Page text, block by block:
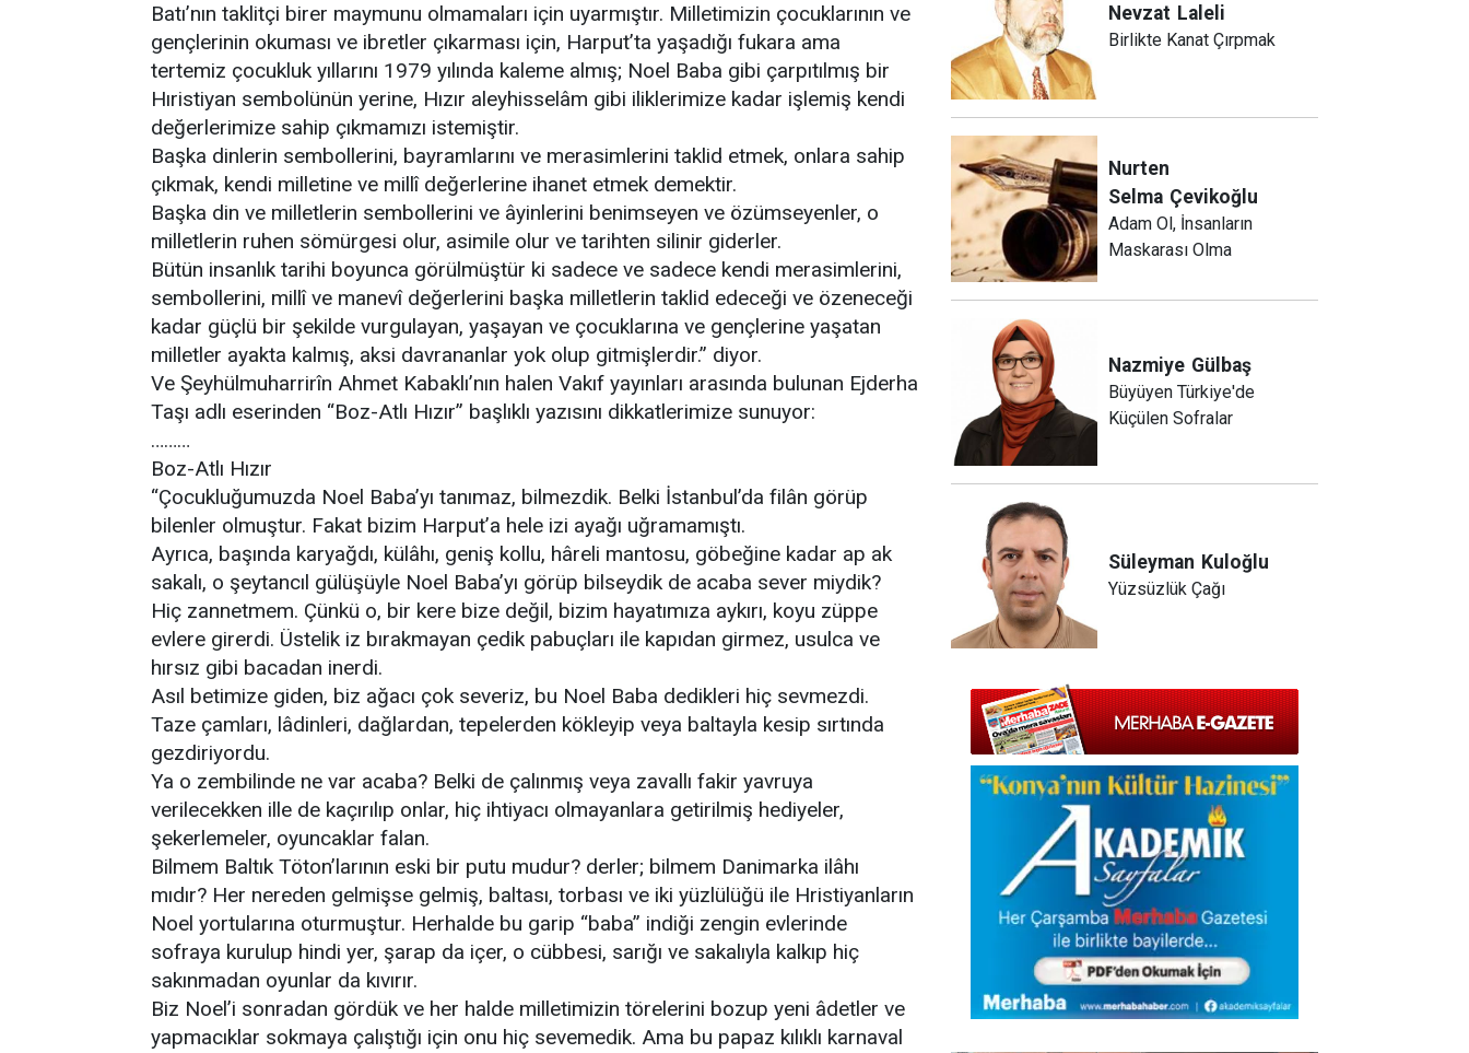
Batı’nın taklitçi birer maymunu olmamaları için uyarmıştır. Milletimizin çocuklarının ve
gençlerinin okuması ve ibretler çıkarması için, Harput’ta yaşadığı fukara ama
tertemiz çocukluk yıllarını 1979 yılında kaleme almış; Noel Baba gibi çarpıtılmış bir
Hıristiyan sembolünün yerine, Hızır aleyhisselâm gibi iliklerimize kadar işlemiş kendi
değerlerimize sahip çıkmamızı istemiştir.
Başka dinlerin sembollerini, bayramlarını ve merasimlerini taklid etmek, onlara sahip
çıkmak, kendi milletine ve millî değerlerine ihanet etmek demektir.
Başka din ve milletlerin sembollerini ve âyinlerini benimseyen ve özümseyenler, o
milletlerin ruhen sömürgesi olur, asimile olur ve tarihten silinir giderler.
Bütün insanlık tarihi boyunca görülmüştür ki sadece ve sadece kendi merasimlerini,
sembollerini, millî ve manevî değerlerini başka milletlerin taklid edeceği ve özeneceği
kadar güçlü bir şekilde vurgulayan, yaşayan ve çocuklarına ve gençlerine yaşatan
milletler ayakta kalmış, aksi davrananlar yok olup gitmişlerdir.” diyor.
Ve Şeyhülmuharrirîn Ahmet Kabaklı’nın halen Vakıf yayınları arasında bulunan Ejderha
Taşı adlı eserinden “Boz-Atlı Hızır” başlıklı yazısını dikkatlerimize sunuyor:
………
Boz-Atlı Hızır
“Çocukluğumuzda Noel Baba’yı tanımaz, bilmezdik. Belki İstanbul’da filân görüp
bilenler olmuştur. Fakat bizim Harput’a hele izi ayağı uğramamıştı.
Ayrıca, başında karyağdı, külâhı, geniş kollu, hâreli mantosu, göbeğine kadar ap ak
sakalı, o şeytancıl gülüşüyle Noel Baba’yı görüp bilseydik de acaba sever miydik?
Hiç zannetmem. Çünkü o, bir kere bize değil, bizim hayatımıza aykırı, koyu züppe
evlere girerdi. Üstelik iz bırakmayan çedik pabuçları ile kapıdan girmez, usulca ve
hırsız gibi bacadan inerdi.
Asıl betimize giden, biz ağacı çok severiz, bu Noel Baba dedikleri hiç sevmezdi.
Taze çamları, lâdinleri, dağlardan, tepelerden kökleyip veya baltayla kesip sırtında
gezdiriyordu.
Ya o zembilinde ne var acaba? Belki de çalınmış veya zavallı fakir yavruya
verilecekken ille de kaçırılıp onlar, hiç ihtiyacı olmayanlara getirilmiş hediyeler,
şekerlemeler, oyuncaklar falan.
Bilmem Baltık Töton’larının eski bir putu mudur? derler; bilmem Danimarka ilâhı
mıdır? Her nereden gelmişse gelmiş, baltası, torbası ve iki yüzlülüğü ile Hristiyanların
Noel yortularına oturmuştur. Herhalde bu garip “baba” indiği zengin evlerinde
sofraya kurulup hindi yer, şarap da içer, o cübbesi, sarığı ve sakalıyla kalkıp hiç
sakınmadan oyunlar da kıvırır.
Biz Noel’i sonradan gördük ve her halde milletimizin törelerini bozup yeni âdetler ve
yapmacıklar sokmaya çalıştığı için onu hiç sevemedik. Ama bu papaz kılıklı karnaval
Nevzat Laleli
Birlikte Kanat Çırpmak
Nurten
Selma Çevikoğlu
Adam Ol, İnsanların
Maskarası Olma
Nazmiye Gülbaş
Büyüyen Türkiye'de
Küçülen Sofralar
Süleyman Kuloğlu
Yüzsüzlük Çağı